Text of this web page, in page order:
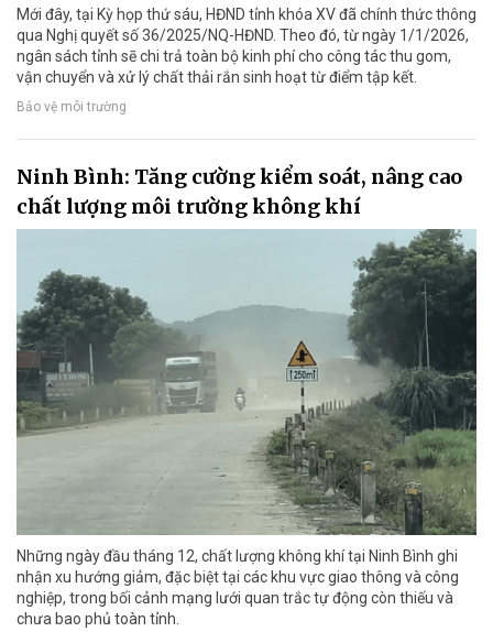
Mới đây, tại Kỳ họp thứ sáu, HĐND tỉnh khóa XV đã chính thức thông
qua Nghị quyết số 36/2025/NQ-HĐND. Theo đó, từ ngày 1/1/2026,
ngân sách tỉnh sẽ chi trả toàn bộ kinh phí cho công tác thu gom,
vận chuyển và xử lý chất thải rắn sinh hoạt từ điểm tập kết.
Bảo vệ môi trường
Ninh Bình: Tăng cường kiểm soát, nâng cao
chất lượng môi trường không khí
Những ngày đầu tháng 12, chất lượng không khí tại Ninh Bình ghi
nhận xu hướng giảm, đặc biệt tại các khu vực giao thông và công
nghiệp, trong bối cảnh mạng lưới quan trắc tự động còn thiếu và
chưa bao phủ toàn tỉnh.